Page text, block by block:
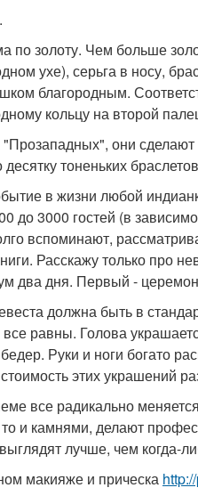
по золоту. Чем больше
ухе), серьга в носу,
благородным.
кольцу на второй
они
тоненьких
в жизни любой
до 3000 гостей (в
вспоминают,
Расскажу только про
два дня. Первый -
должна быть в
равны. Голова
Руки и ноги богато
этих украшений
все радикально
и камнями, делают
лучше, чем когда-
макияже и прическа